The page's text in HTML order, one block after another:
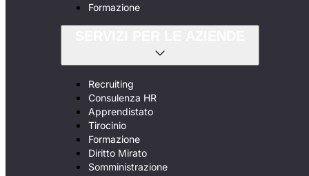
Formazione
Recruiting
Consulenza HR
Apprendistato
Tirocinio
Formazione
Diritto Mirato
Somministrazione